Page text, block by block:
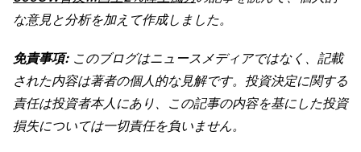
な意見と分析を加えて作成しました。
免責事項:このブログはニュースメディアではなく、記載
された内容は著者の個人的な見解です。投資決定に関する
責任は投資者本人にあり、この記事の内容を基にした投資
損失については一切責任を負いません。